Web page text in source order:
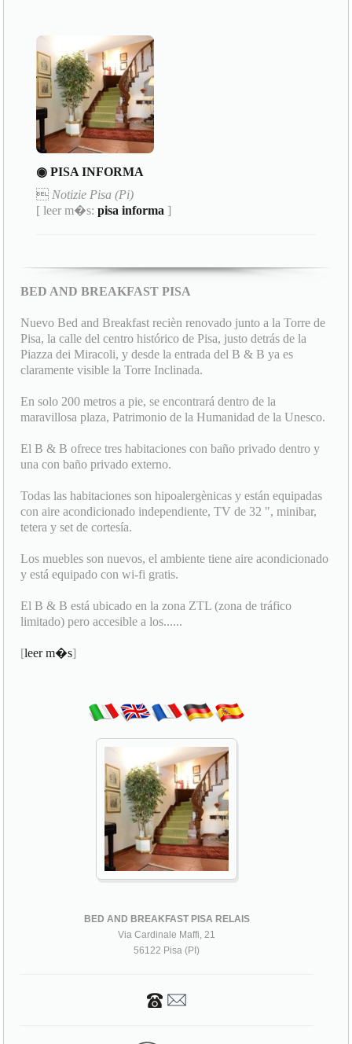
◉ PISA INFORMA
 Notizie Pisa (Pi)
[ leer m�s:pisa informa ]
BED AND BREAKFAST PISA
Nuevo Bed and Breakfast recièn renovado junto a la Torre de
Pisa, la calle del centro histórico de Pisa, justo detrás de la
Piazza dei Miracoli, y desde la entrada del B & B ya es
claramente visible la Torre Inclinada.
En solo 200 metros a pie, se encontrará dentro de la
maravillosa plaza, Patrimonio de la Humanidad de la Unesco.
El B & B ofrece tres habitaciones con baño privado dentro y
una con baño privado externo.
Todas las habitaciones son hipoalergènicas y están equipadas
con aire acondicionado independiente, TV de 32 ", minibar,
tetera y set de cortesía.
Los muebles son nuevos, el ambiente tiene aire acondicionado
y está equipado con wi-fi gratis.
El B & B está ubicado en la zona ZTL (zona de tráfico
limitado) pero accesible a los......
[leer m�s]
BED AND BREAKFAST PISA RELAIS
Via Cardinale Maffi, 21
56122 Pisa (PI)